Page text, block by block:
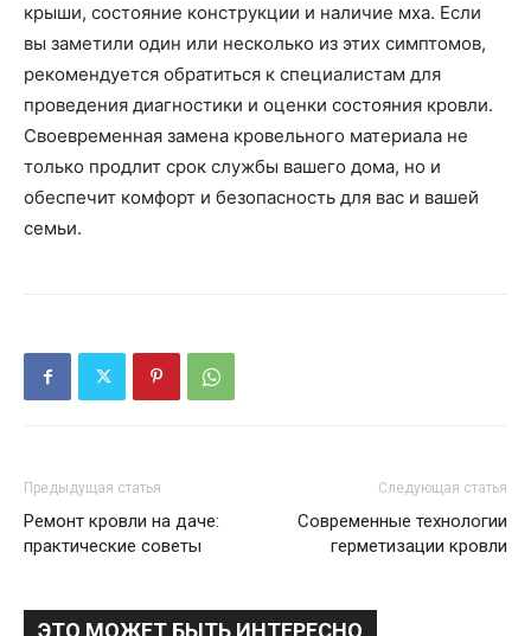
крыши, состояние конструкции и наличие мха. Если
вы заметили один или несколько из этих симптомов,
рекомендуется обратиться к специалистам для
проведения диагностики и оценки состояния кровли.
Своевременная замена кровельного материала не
только продлит срок службы вашего дома, но и
обеспечит комфорт и безопасность для вас и вашей
семьи.
Предыдущая статья
Ремонт кровли на даче:
практические советы
Следующая статья
Современные технологии
герметизации кровли
ЭТО МОЖЕТ БЫТЬ ИНТЕРЕСНО